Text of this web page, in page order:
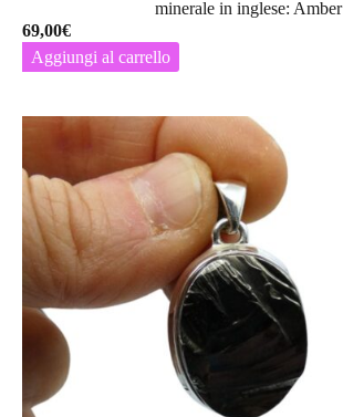
minerale in inglese: Amber
69,00€
Aggiungi al carrello